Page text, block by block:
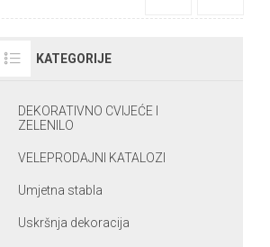
KATEGORIJE
DEKORATIVNO CVIJEĆE I
ZELENILO
VELEPRODAJNI KATALOZI
Umjetna stabla
Uskršnja dekoracija